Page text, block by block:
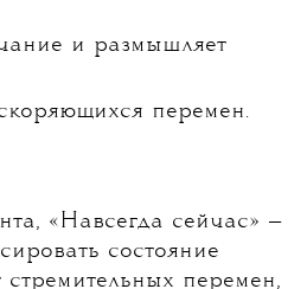
и размышляет
перемен.
«Навсегда сейчас» —
состояние
перемен,